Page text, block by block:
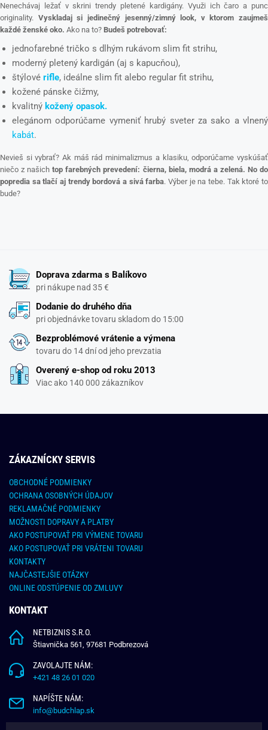
Nenechávaj ležať v skrini trendy pletené kardigány. Využi ich čaro a punc
originality. Vyskladaj si jedinečný jesenný/zimný look, v ktorom zaujmeš
každé ženské oko. Ako na to? Budeš potrebovať:
jednofarebné tričko s dlhým rukávom slim fit strihu,
moderný pletený kardigán (aj s kapucňou),
štýlové rifle, ideálne slim fit alebo regular fit strihu,
kožené pánske čižmy,
kvalitný kožený opasok.
elegánom odporúčame vymeniť hrubý sveter za sako a vlnený
kabát.
Nevieš si vybrať? Ak máš rád minimalizmus a klasiku, odporúčame vyskúšať
niečo z našichtop farebných prevedení: čierna, biela, modrá a zelená. No do
popredia sa tlačí aj trendy bordová a sivá farba. Výber je na tebe. Tak ktoré to
bude?
Doprava zdarma s Balíkovo
pri nákupe nad 35 €
Dodanie do druhého dňa
pri objednávke tovaru skladom do 15:00
Bezproblémové vrátenie a výmena
tovaru do 14 dní od jeho prevzatia
Overený e-shop od roku 2013
Viac ako 140 000 zákazníkov
ZÁKAZNÍCKY SERVIS
OBCHODNÉ PODMIENKY
OCHRANA OSOBNÝCH ÚDAJOV
REKLAMAČNÉ PODMIENKY
MOŽNOSTI DOPRAVY A PLATBY
AKO POSTUPOVAŤ PRI VÝMENE TOVARU
AKO POSTUPOVAŤ PRI VRÁTENI TOVARU
KONTAKTY
NAJČASTEJŠIE OTÁZKY
ONLINE ODSTÚPENIE OD ZMLUVY
KONTAKT
NETBIZNIS S.R.O.
Štiavnička 561, 97681 Podbrezová
ZAVOLAJTE NÁM:
+421 48 26 01 020
NAPÍŠTE NÁM:
info@budchlap.sk